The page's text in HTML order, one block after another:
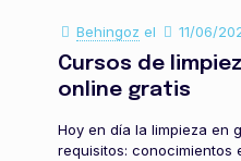
Behingoz el 11/06/
Cursos de
online gratis
Hoy en día la limpieza en
requisitos: conocimientos